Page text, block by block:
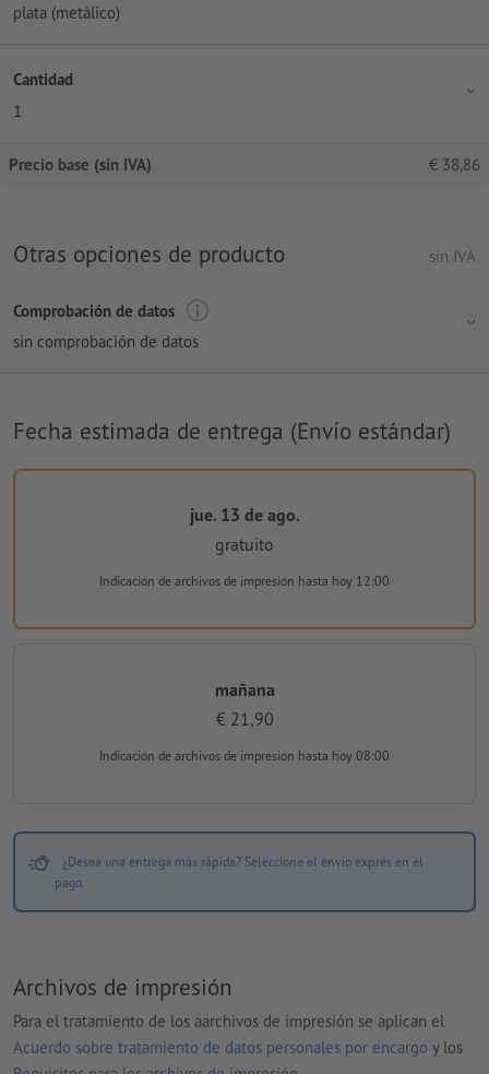
plata (metálico)
Cantidad
1
Precio base (sin IVA) € 38,86
Otras opciones de producto sin IVA
Comprobación de datos
sin comprobación de datos
Fecha estimada de entrega (Envío estándar)
jue. 13 de ago.
gratuito
Indicación de archivos de impresión hasta hoy 12:00
mañana
€ 21,90
Indicación de archivos de impresión hasta hoy 08:00
¿Desea una entrega más rápida? Seleccione el envío exprés en el
pago.
Archivos de impresión
Para el tratamiento de los aarchivos de impresión se aplican el
Acuerdo sobre tratamiento de datos personales por encargo y los